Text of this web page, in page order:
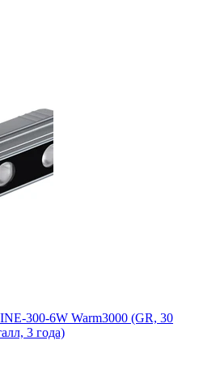
300-6W Warm3000 (GR, 30
3 года)